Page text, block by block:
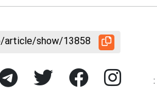
article/show/13858